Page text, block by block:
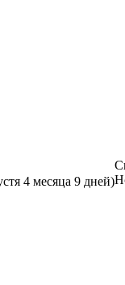
4 месяца 9 дней)